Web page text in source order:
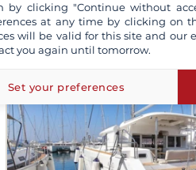
by clicking "Continue without
at any time by clicking on
will be valid for this site and our
you again until tomorrow.
Set your preferences